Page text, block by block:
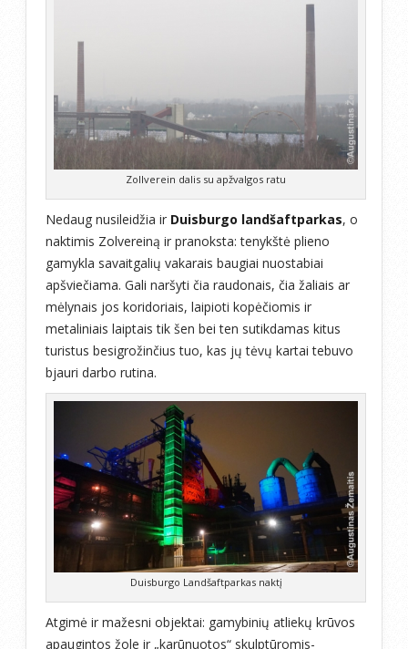
Zollverein dalis su apžvalgos ratu
Nedaug nusileidžia ir Duisburgo landšaftparkas, o
naktimis Zolvereiną ir pranoksta: tenykštė plieno
gamykla savaitgalių vakarais baugiai nuostabiai
apšviečiama. Gali naršyti čia raudonais, čia žaliais ar
mėlynais jos koridoriais, laipioti kopėčiomis ir
metaliniais laiptais tik šen bei ten sutikdamas kitus
turistus besigrožinčius tuo, kas jų tėvų kartai tebuvo
bjauri darbo rutina.
Duisburgo Landšaftparkas naktį
Atgimė ir mažesni objektai: gamybinių atliekų krūvos
apaugintos žole ir „karūnuotos“ skulptūromis-